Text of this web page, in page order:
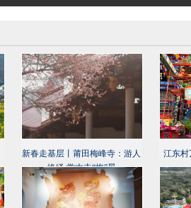
新春走基层丨莆田梅峰寺：游人
络绎 赏古寺“梅”景
江东村